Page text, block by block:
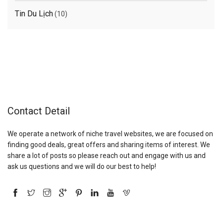
Tin Du Lịch(10)
Contact Detail
We operate a network of niche travel websites, we are focused on
finding good deals, great offers and sharing items of interest. We
share a lot of posts so please reach out and engage with us and
ask us questions and we will do our best to help!